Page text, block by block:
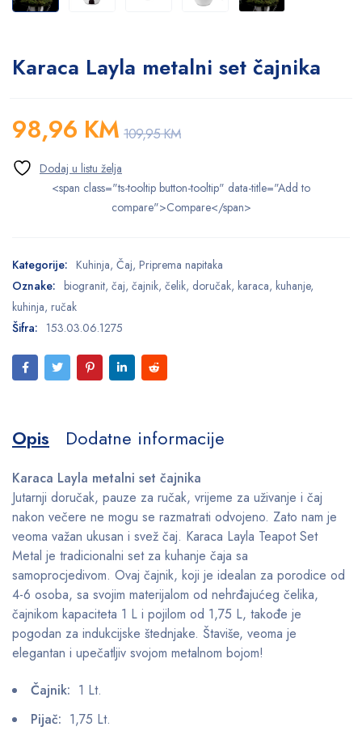
Karaca Layla metalni set čajnika
109,95KM
98,96 KM
<span class="ts-tooltip button-tooltip" data-title="Add to
compare">Compare</span>
Kategorije: Kuhinja, Čaj, Priprema napitaka
Oznake: biogranit, čaj, čajnik, čelik, doručak, karaca, kuhanje,
kuhinja, ručak
Šifra: 153.03.06.1275
Opis Dodatne informacije
Karaca Layla metalni set čajnika
Jutarnji doručak, pauze za ručak, vrijeme za uživanje i čaj
nakon večere ne mogu se razmatrati odvojeno. Zato nam je
veoma važan ukusan i svež čaj. Karaca Layla Teapot Set
Metal je tradicionalni set za kuhanje čaja sa
samoprocjedivom. Ovaj čajnik, koji je idealan za porodice od
4-6 osoba, sa svojim materijalom od nehrđajućeg čelika,
čajnikom kapaciteta 1 L i pojilom od 1,75 L, takođe je
pogodan za indukcijske štednjake. Štaviše, veoma je
elegantan i upečatljiv svojom metalnom bojom!
Čajnik: 1 Lt.
Pijač: 1,75 Lt.